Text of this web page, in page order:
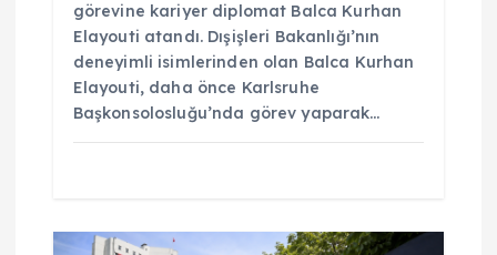
görevine kariyer diplomat Balca Kurhan
Elayouti atandı. Dışişleri Bakanlığı’nın
deneyimli isimlerinden olan Balca Kurhan
Elayouti, daha önce Karlsruhe
Başkonsolosluğu’nda görev yaparak…